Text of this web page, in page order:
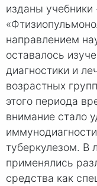
изданы учебники
направлением
оставалось
диагностики и
возрастных
этого периода
внимание стало
туберкулезом. В
применялись
средства как